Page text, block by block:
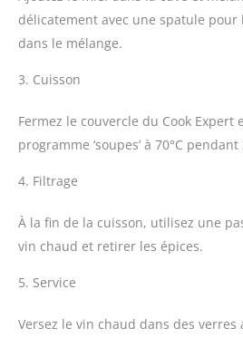
délicatement avec une spatule
dans le mélange.
3. Cuisson
Fermez le couvercle du Cook Expert
programme ‘soupes’ à 70°C
4. Filtrage
À la fin de la cuisson, utilisez une
vin chaud et retirer les épices.
5. Service
Versez le vin chaud dans des verres